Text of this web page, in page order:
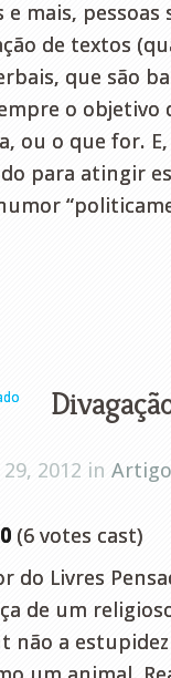
mais, pessoas
de textos
que são
o objetivo
ou o que for.
para atingir
2012 in
(6 votes cast)
Livres
de um
não a